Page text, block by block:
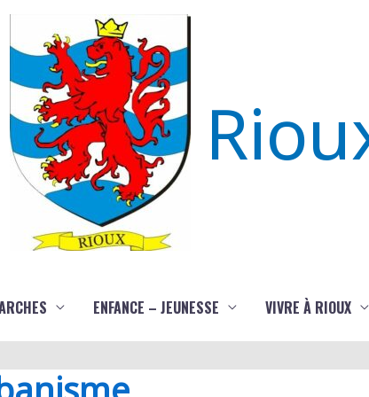
ENFANCE – JEUNESSE VIVRE À RIOUX